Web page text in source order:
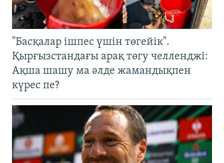
"Басқалар ішпес үшін төгейік".
Қырғызстандағы арақ төгу челленджі:
Ақша шашу ма әлде жамандықпен
күрес пе?